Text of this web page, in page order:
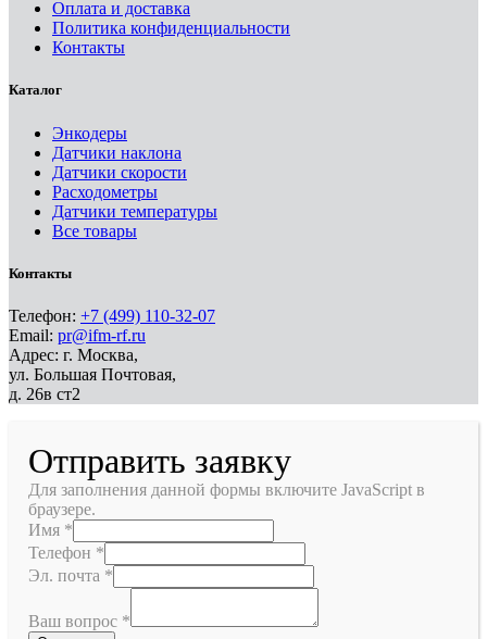
Оплата и доставка
Политика конфиденциальности
Контакты
Каталог
Энкодеры
Датчики наклона
Датчики скорости
Расходометры
Датчики температуры
Все товары
Контакты
Телефон: +7 (499) 110-32-07
Email: pr@ifm-rf.ru
Адрес: г. Москва,
ул. Большая Почтовая,
д. 26в ст2
Отправить заявку
Для заполнения данной формы включите JavaScript в
браузере.
Имя *
Телефон *
Эл. почта *
Ваш вопрос *